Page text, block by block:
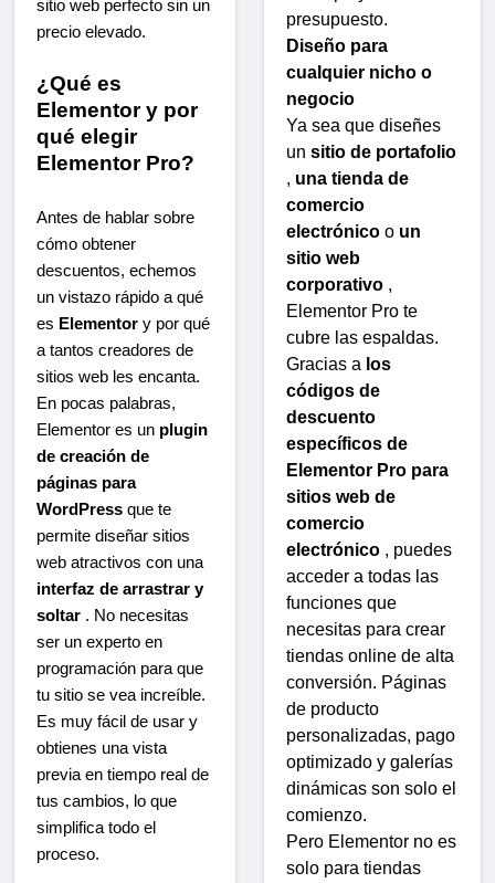
sitio web perfecto sin un
precio elevado.
¿Qué es
Elementor y por
qué elegir
Elementor Pro?
Antes de hablar sobre
cómo obtener
descuentos, echemos
un vistazo rápido a qué
es Elementor y por qué
a tantos creadores de
sitios web les encanta.
En pocas palabras,
Elementor es un plugin
de creación de
páginas para
WordPress que te
permite diseñar sitios
web atractivos con una
interfaz de arrastrar y
soltar . No necesitas
ser un experto en
programación para que
tu sitio se vea increíble.
Es muy fácil de usar y
obtienes una vista
previa en tiempo real de
tus cambios, lo que
simplifica todo el
proceso.
presupuesto.
Diseño para
cualquier nicho o
negocio
Ya sea que diseñes
un sitio de portafolio
, una tienda de
comercio
electrónico o un
sitio web
corporativo ,
Elementor Pro te
cubre las espaldas.
Gracias a los
códigos de
descuento
específicos de
Elementor Pro para
sitios web de
comercio
electrónico , puedes
acceder a todas las
funciones que
necesitas para crear
tiendas online de alta
conversión. Páginas
de producto
personalizadas, pago
optimizado y galerías
dinámicas son solo el
comienzo.
Pero Elementor no es
solo para tiendas